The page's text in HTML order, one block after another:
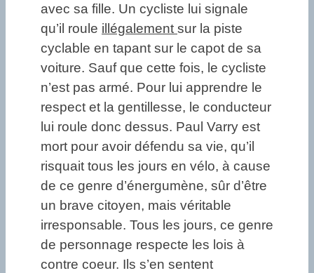
avec sa fille. Un cycliste lui signale
qu’il roule illégalement sur la piste
cyclable en tapant sur le capot de sa
voiture. Sauf que cette fois, le cycliste
n’est pas armé. Pour lui apprendre le
respect et la gentillesse, le conducteur
lui roule donc dessus. Paul Varry est
mort pour avoir défendu sa vie, qu’il
risquait tous les jours en vélo, à cause
de ce genre d’énergumène, sûr d’être
un brave citoyen, mais véritable
irresponsable. Tous les jours, ce genre
de personnage respecte les lois à
contre coeur. Ils s’en sentent